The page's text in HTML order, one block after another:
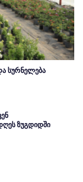
სურნელება
ზუგდიდში